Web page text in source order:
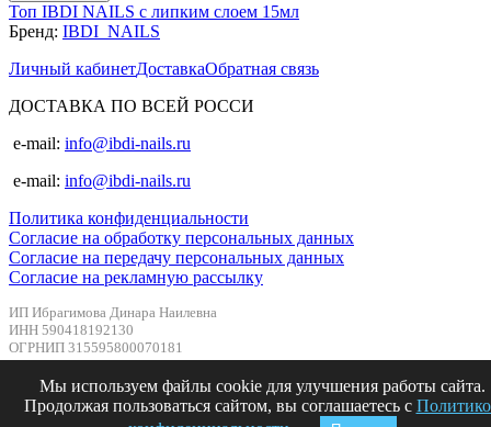
Топ IBDI NAILS с липким слоем 15мл
Бренд: IBDI_NAILS
Личный кабинетДоставкаОбратная связь
ДОСТАВКА ПО ВСЕЙ РОССИ
e-mail: info@ibdi-nails.ru
e-mail: info@ibdi-nails.ru
Политика конфиденциальности
Согласие на обработку персональных данных
Согласие на передачу персональных данных
Согласие на рекламную рассылку
ИП Ибрагимова Динара Наилевна
ИНН 590418192130
ОГРНИП 315595800070181
Сделано в InSales
Мы используем файлы cookie для улучшения работы сайта.
Продолжая пользоваться сайтом, вы соглашаетесь с